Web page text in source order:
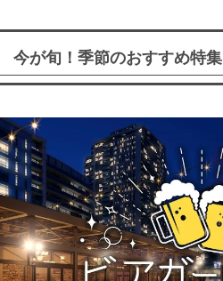
今が旬！季節のおすすめ特集